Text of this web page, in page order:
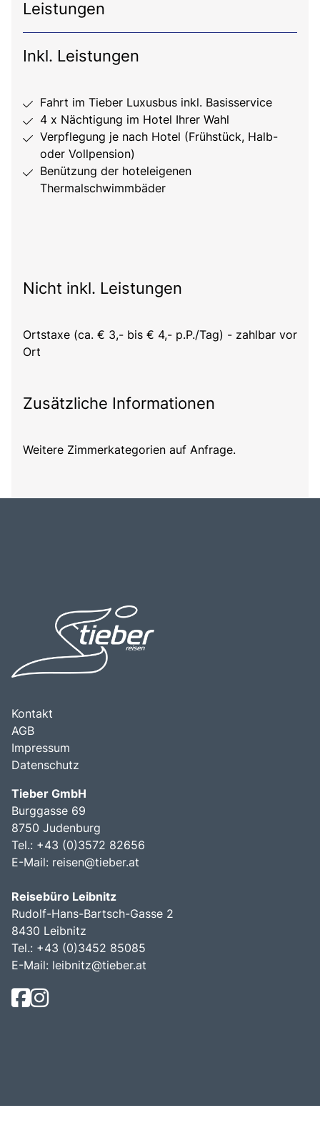
Leistungen
Inkl. Leistungen
Fahrt im Tieber Luxusbus inkl. Basisservice
4 x Nächtigung im Hotel Ihrer Wahl
Verpflegung je nach Hotel (Frühstück, Halb-
oder Vollpension)
Benützung der hoteleigenen
Thermalschwimmbäder
Nicht inkl. Leistungen
Ortstaxe (ca. € 3,- bis € 4,- p.P./Tag) - zahlbar vor
Ort
Zusätzliche Informationen
Weitere Zimmerkategorien auf Anfrage.
Kontakt
AGB
Impressum
Datenschutz
Tieber GmbH
Burggasse 69
8750 Judenburg
Tel.: +43 (0)3572 82656
E-Mail: reisen@tieber.at
Reisebüro Leibnitz
Rudolf-Hans-Bartsch-Gasse 2
8430 Leibnitz
Tel.: +43 (0)3452 85085
E-Mail: leibnitz@tieber.at